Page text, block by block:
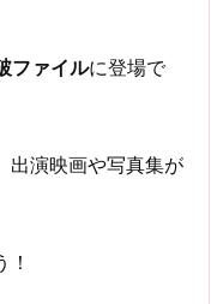
ファイルに登場で
出演映画や写真集が